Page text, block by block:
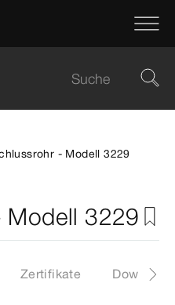
- Modell 3229
Modell 3229
Zertifikate